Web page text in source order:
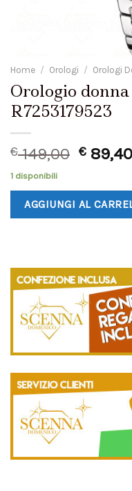
Home / Orologi / Orologi
Orologio
R7253179523
€149,00 € 89,40
1 disponibili
AGGIUNGI AL